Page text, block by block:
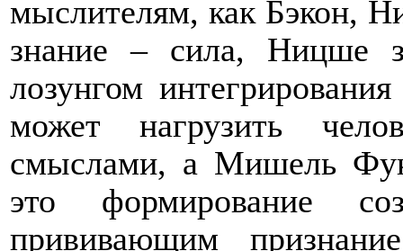
мыслителям, как Бэкон,
знание – сила, Ницше
лозунгом
может нагрузить
смыслами, а Мишель
это формирование
прививающим